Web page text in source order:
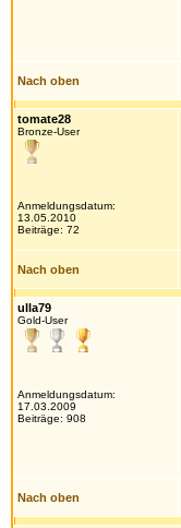
Nach oben
tomate28
Bronze-User
Anmeldungsdatum:
13.05.2010
Beiträge: 72
Nach oben
ulla79
Gold-User
Anmeldungsdatum:
17.03.2009
Beiträge: 908
Nach oben